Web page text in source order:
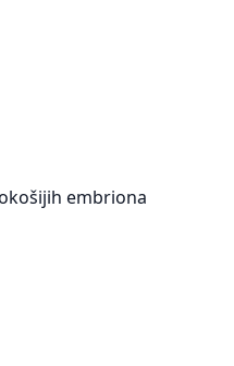
embriona